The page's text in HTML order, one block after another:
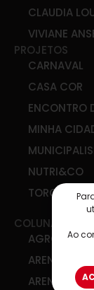
CLAUDIA
VIVIANE
PROJETOS
CARNAVAL
CASA COR
ENCONTRO
MINHA
NUTRI&CO
TORCIDA
COLUNAS
AGRO &
ARENA DE
ARENA
Ao